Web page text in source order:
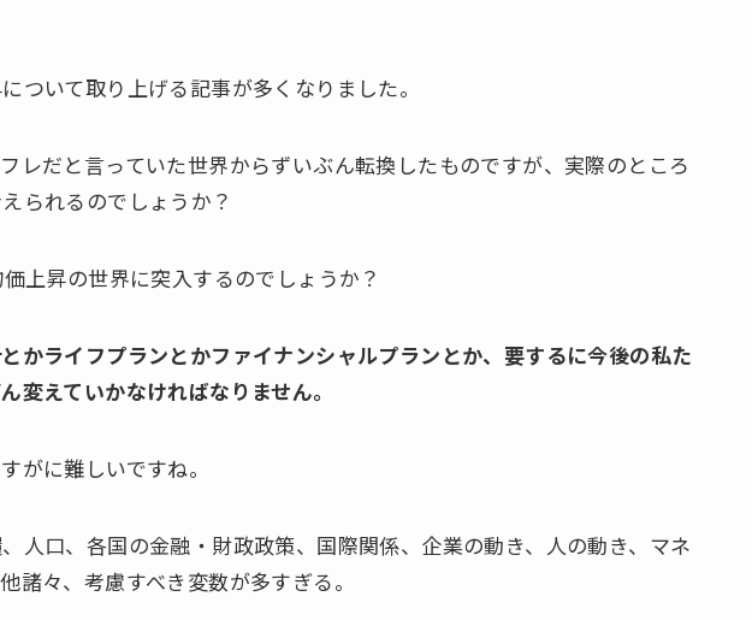
ついて取り上げる記事が多くなりました。
レだと言っていた世界からずいぶん転換したものですが、実際のところ
られるのでしょうか？
上昇の世界に突入するのでしょうか？
かライフプランとかファイナンシャルプランとか、要するに今後の私た
変えていかなければなりません。
がに難しいですね。
人口、各国の金融・財政政策、国際関係、企業の動き、人の動き、マネ
諸々、考慮すべき変数が多すぎる。